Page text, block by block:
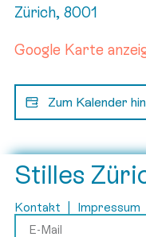
Zürich, 8001
Google Karte
Zum Kalender
Stilles
Kontakt Impressum